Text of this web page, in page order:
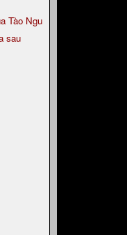
Tào Ngu
sau